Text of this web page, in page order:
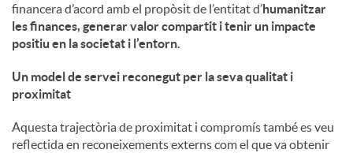
financera d’acord amb el propòsit de l’entitat d’humanitzar
les finances, generar valor compartit i tenir un impacte
positiu en la societat i l’entorn.
Un model de servei reconegut per la seva qualitat i
proximitat
Aquesta trajectòria de proximitat i compromís també es veu
reflectida en reconeixements externs com el que va obtenir